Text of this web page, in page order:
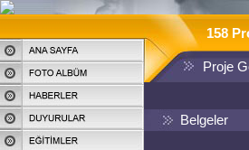
158
Proje
Belgeler